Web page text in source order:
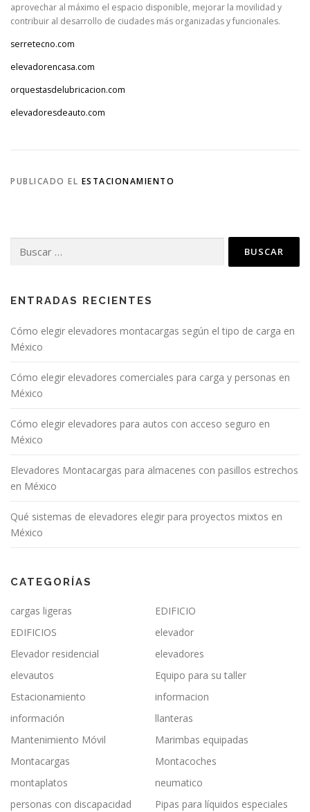
aprovechar al máximo el espacio disponible, mejorar la movilidad y
contribuir al desarrollo de ciudades más organizadas y funcionales.
serretecno.com
elevadorencasa.com
orquestasdelubricacion.com
elevadoresdeauto.com
PUBLICADO EL ESTACIONAMIENTO
ENTRADAS RECIENTES
Cómo elegir elevadores montacargas según el tipo de carga en
México
Cómo elegir elevadores comerciales para carga y personas en
México
Cómo elegir elevadores para autos con acceso seguro en
México
Elevadores Montacargas para almacenes con pasillos estrechos
en México
Qué sistemas de elevadores elegir para proyectos mixtos en
México
CATEGORÍAS
cargas ligeras
EDIFICIO
EDIFICIOS
elevador
Elevador residencial
elevadores
elevautos
Equipo para su taller
Estacionamiento
informacion
información
llanteras
Mantenimiento Móvil
Marimbas equipadas
Montacargas
Montacoches
montaplatos
neumatico
personas con discapacidad
Pipas para líquidos especiales